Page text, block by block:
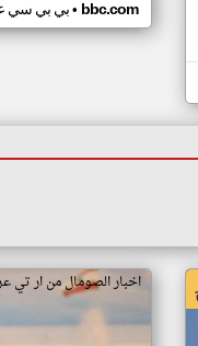
بي بي سي• bbc.com
اخبار الصومال من ار تي